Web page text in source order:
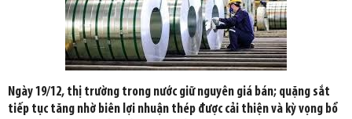
Ngày 19/12, thị trường trong nước giữ nguyên giá bán; quặng sắt
tiếp tục tăng nhờ biên lợi nhuận thép được cải thiện và kỳ vọng bổ